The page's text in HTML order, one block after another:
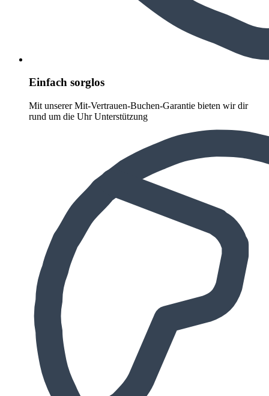
Einfach sorglos
Mit unserer Mit-Vertrauen-Buchen-Garantie bieten wir dir
rund um die Uhr Unterstützung